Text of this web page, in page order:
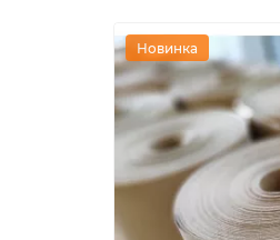
Новинка